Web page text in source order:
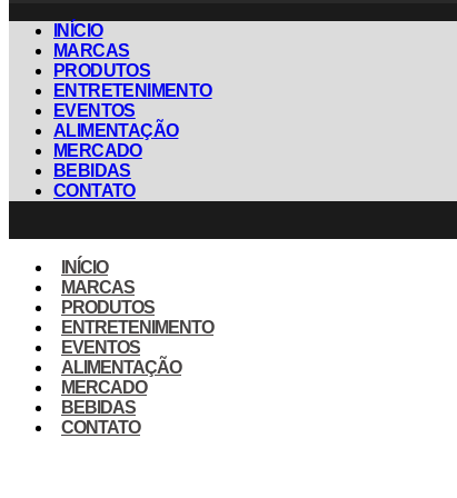
INÍCIO
MARCAS
PRODUTOS
ENTRETENIMENTO
EVENTOS
ALIMENTAÇÃO
MERCADO
BEBIDAS
CONTATO
INÍCIO
MARCAS
PRODUTOS
ENTRETENIMENTO
EVENTOS
ALIMENTAÇÃO
MERCADO
BEBIDAS
CONTATO